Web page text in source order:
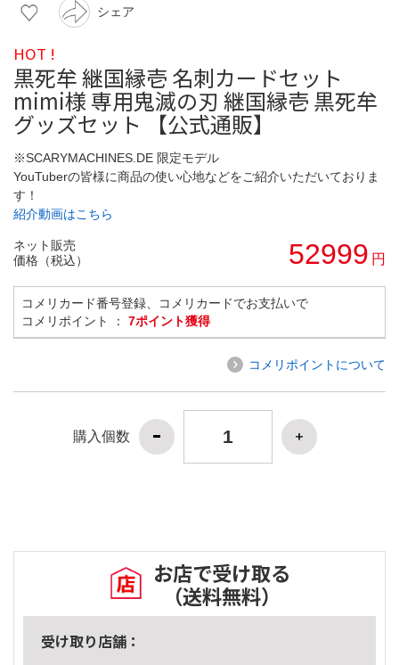
シェア
HOT !
黒死牟 継国縁壱 名刺カードセット
mimi様 専用鬼滅の刃 継国縁壱 黒死牟
グッズセット 【公式通販】
※SCARYMACHINES.DE 限定モデル
YouTuberの皆様に商品の使い心地などをご紹介いただいておりま
す！
紹介動画はこちら
ネット販売
価格（税込）
52999 円
コメリカード番号登録、コメリカードでお支払いで
コメリポイント ： 7ポイント獲得
コメリポイントについて
購入個数
お店で受け取る
（送料無料）
受け取り店舗：